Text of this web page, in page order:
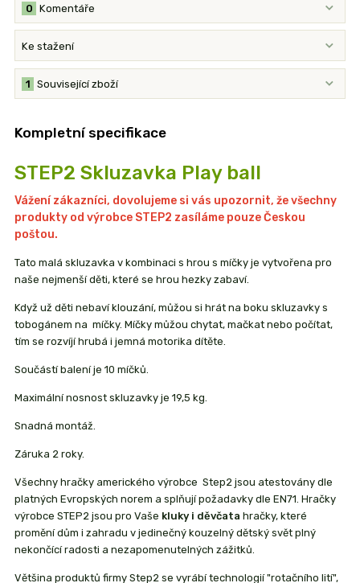
Komentáře
0
Ke stažení
Související zboží
1
Kompletní specifikace
STEP2 Skluzavka Play ball
Vážení zákazníci, dovolujeme si vás upozornit, že všechny
produkty od výrobce STEP2 zasíláme pouze Českou
poštou.
Tato malá skluzavka v kombinaci s hrou s míčky je vytvořena pro
naše nejmenší děti, které se hrou hezky zabaví.
Když už děti nebaví klouzání, můžou si hrát na boku skluzavky s
tobogánem na míčky. Míčky můžou chytat, mačkat nebo počítat,
tím se rozvíjí hrubá i jemná motorika dítěte.
Součástí balení je 10 míčků.
Maximální nosnost skluzavky je 19,5 kg.
Snadná montáž.
Záruka 2 roky.
Všechny hračky amerického výrobce Step2 jsou atestovány dle
platných Evropských norem a splňují požadavky dle EN71. Hračky
výrobce STEP2 jsou pro Vaše kluky i děvčata hračky, které
promění dům i zahradu v jedinečný kouzelný dětský svět plný
nekončící radosti a nezapomenutelných zážitků.
Většina produktů firmy Step2 se vyrábí technologií "rotačního lití",